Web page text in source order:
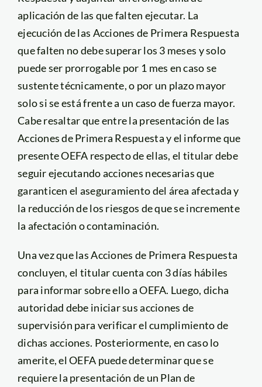
aplicación de las que falten ejecutar. La
ejecución de las Acciones de Primera Respuesta
que falten no debe superar los 3 meses y solo
puede ser prorrogable por 1 mes en caso se
sustente técnicamente, o por un plazo mayor
solo si se está frente a un caso de fuerza mayor.
Cabe resaltar que entre la presentación de las
Acciones de Primera Respuesta y el informe que
presente OEFA respecto de ellas, el titular debe
seguir ejecutando acciones necesarias que
garanticen el aseguramiento del área afectada y
la reducción de los riesgos de que se incremente
la afectación o contaminación.
Una vez que las Acciones de Primera Respuesta
concluyen, el titular cuenta con 3 días hábiles
para informar sobre ello a OEFA. Luego, dicha
autoridad debe iniciar sus acciones de
supervisión para verificar el cumplimiento de
dichas acciones. Posteriormente, en caso lo
amerite, el OEFA puede determinar que se
requiere la presentación de un Plan de